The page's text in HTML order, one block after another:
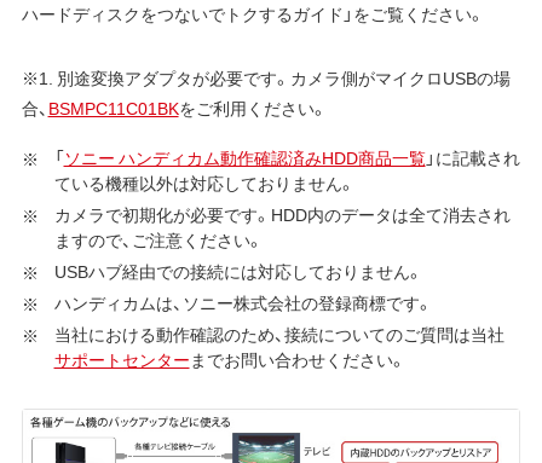
ハードディスクをつないでトクするガイド」をご覧ください。
※1. 別途変換アダプタが必要です。カメラ側がマイクロUSBの場
合、 BSMPC11C01BKをご利用ください。
「ソニー ハンディカム動作確認済みHDD商品一覧」に記載され
ている機種以外は対応しておりません。
カメラで初期化が必要です。HDD内のデータは全て消去され
ますので、ご注意ください。
USBハブ経由での接続には対応しておりません。
ハンディカムは、ソニー株式会社の登録商標です。
当社における動作確認のため、接続についてのご質問は当社
サポートセンターまでお問い合わせください。